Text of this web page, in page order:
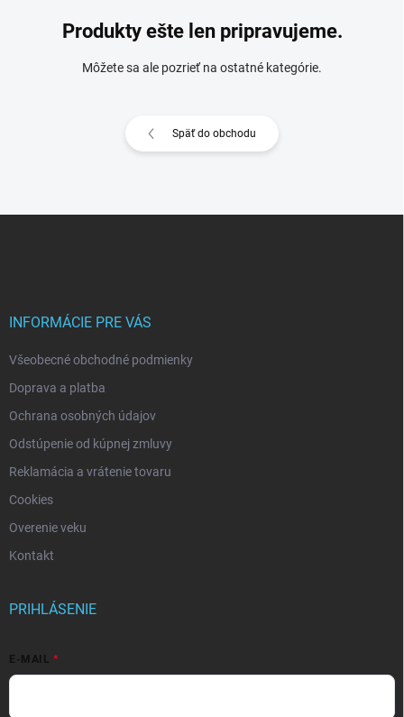
Produkty ešte len pripravujeme.
Môžete sa ale pozrieť na ostatné kategórie.
Späť do obchodu
INFORMÁCIE PRE VÁS
Všeobecné obchodné podmienky
Doprava a platba
Ochrana osobných údajov
Odstúpenie od kúpnej zmluvy
Reklamácia a vrátenie tovaru
Cookies
Overenie veku
Kontakt
PRIHLÁSENIE
E-MAIL